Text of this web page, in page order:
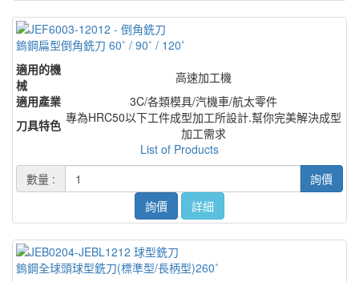
鎢鋼扁型倒角銑刀 60˚ / 90˚ / 120˚
適用的機
械
高速加工機
適用產業
3C/各類模具/汽機車/航太零件
刀具特色 專為HRC50以下工件成型加工所設計.幫你完美解決成型
加工需求
List of Products
數量 :
詢價
詢價
詳細
鎢鋼全球頭球型銑刀(標準型/長柄型)260˚